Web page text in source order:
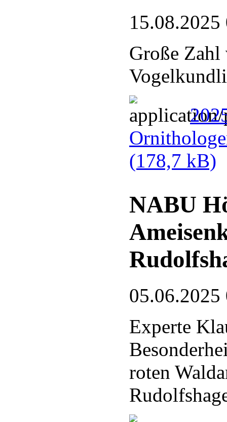
15.08.2025
Große Zahl
(178,7 kB)
NABU
05.06.2025
Experte
roten